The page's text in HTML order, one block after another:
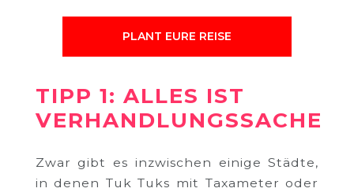
PLANT EURE REISE
TIPP 1: ALLES IST
VERHANDLUNGSSACHE
Zwar gibt es inzwischen einige Städte,
in denen Tuk Tuks mit Taxameter oder